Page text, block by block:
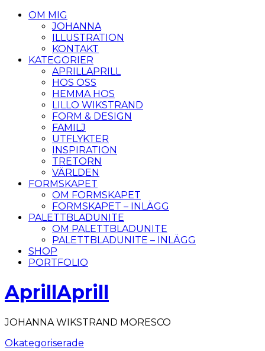
OM MIG
JOHANNA
ILLUSTRATION
KONTAKT
KATEGORIER
APRILLAPRILL
HOS OSS
HEMMA HOS
LILLO WIKSTRAND
FORM & DESIGN
FAMILJ
UTFLYKTER
INSPIRATION
TRETORN
VÄRLDEN
FORMSKAPET
OM FORMSKAPET
FORMSKAPET – INLÄGG
PALETTBLADUNITE
OM PALETTBLADUNITE
PALETTBLADUNITE – INLÄGG
SHOP
PORTFOLIO
AprillAprill
JOHANNA WIKSTRAND MORESCO
Okategoriserade